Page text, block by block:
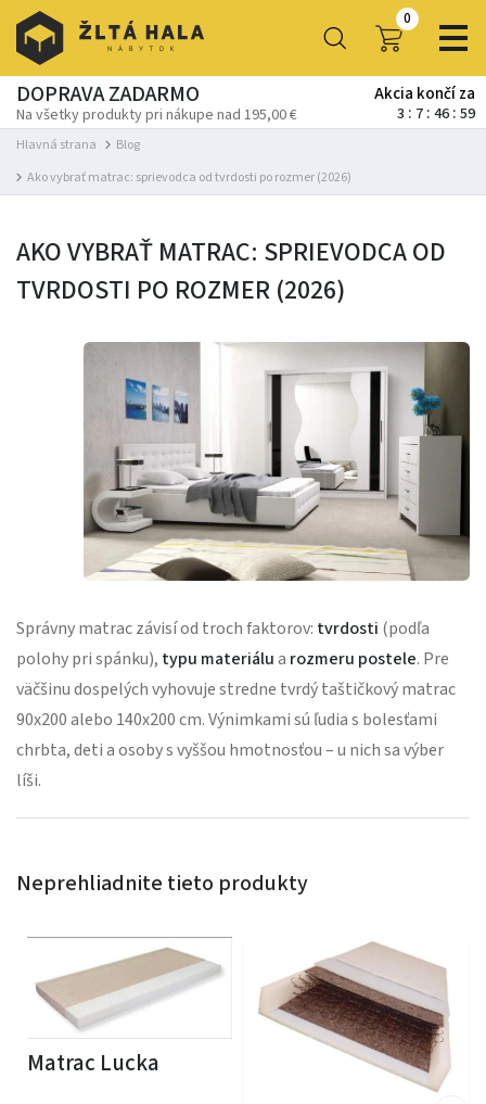
0
DOPRAVA ZADARMO
Na všetky produkty pri nákupe nad 195,00 €
Akcia končí za
3 7 46 59
Hlavná strana
Blog
Ako vybrať matrac: sprievodca od tvrdosti po rozmer (2026)
AKO VYBRAŤ MATRAC: SPRIEVODCA OD
TVRDOSTI PO ROZMER (2026)
Správny matrac závisí od troch faktorov: tvrdosti (podľa
polohy pri spánku), typu materiálua rozmeru postele. Pre
väčšinu dospelých vyhovuje stredne tvrdý taštičkový matrac
90x200 alebo 140x200 cm. Výnimkami sú ľudia s bolesťami
chrbta, deti a osoby s vyššou hmotnosťou – u nich sa výber
líši.
Neprehliadnite tieto produkty
Matrac Lucka